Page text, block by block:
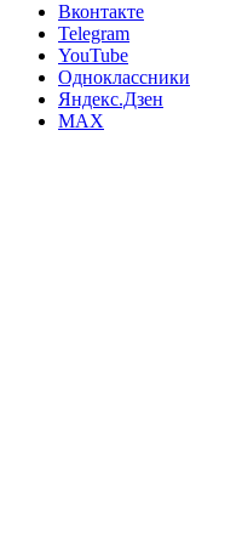
Вконтакте
Telegram
YouTube
Одноклассники
Яндекс.Дзен
MAX